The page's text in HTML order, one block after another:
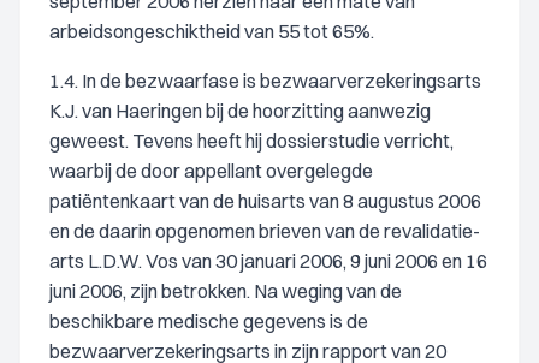
arbeidsongeschiktheid van 55 tot 65%.
1.4. In de bezwaarfase is bezwaarverzekeringsarts
K.J. van Haeringen bij de hoorzitting aanwezig
geweest. Tevens heeft hij dossierstudie verricht,
waarbij de door appellant overgelegde
patiëntenkaart van de huisarts van 8 augustus 2006
en de daarin opgenomen brieven van de revalidatie-
arts L.D.W. Vos van 30 januari 2006, 9 juni 2006 en 16
juni 2006, zijn betrokken. Na weging van de
beschikbare medische gegevens is de
bezwaarverzekeringsarts in zijn rapport van 20